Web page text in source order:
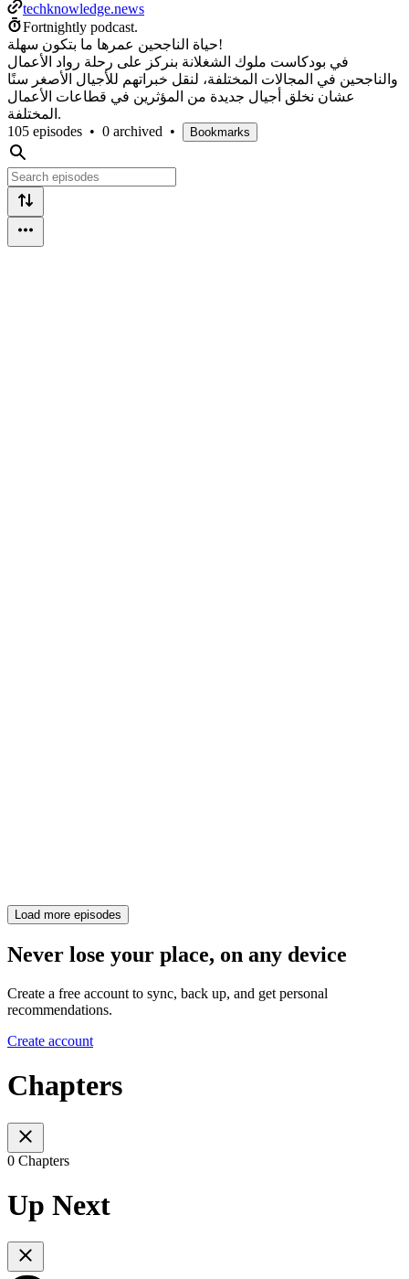
techknowledge.news
Fortnightly podcast.
حياة الناجحين عمرها ما بتكون سهلة!
في بودكاست ملوك الشغلانة بنركز على رحلة رواد الأعمال
والناجحين في المجالات المختلفة، لنقل خبراتهم للأجيال الأصغر سنًا
عشان نخلق أجيال جديدة من المؤثرين في قطاعات الأعمال
المختلفة.
105 episodes • 0 archived • Bookmarks
Load more episodes
Never lose your place, on any device
Create a free account to sync, back up, and get personal
recommendations.
Create account
Chapters
0 Chapters
Up Next